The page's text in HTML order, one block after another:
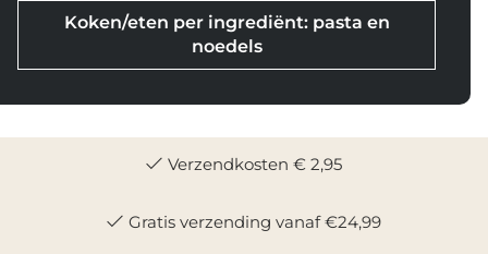
Koken/eten per ingrediënt: pasta en
noedels
Verzendkosten € 2,95
Gratis verzending vanaf €24,99